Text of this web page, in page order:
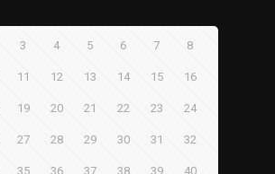
3 4 5 6 7 8
11 12 13 14 15 16
19 20 21 22 23 24
27 28 29 30 31 32
35 36 37 38 39 40